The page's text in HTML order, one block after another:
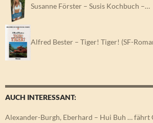
Susanne Förster – Susis Kochbuch –…
Alfred Bester – Tiger! Tiger! (SF-
AUCH INTERESSANT:
Alexander-Burgh, Eberhard – Hui Buh … fährt